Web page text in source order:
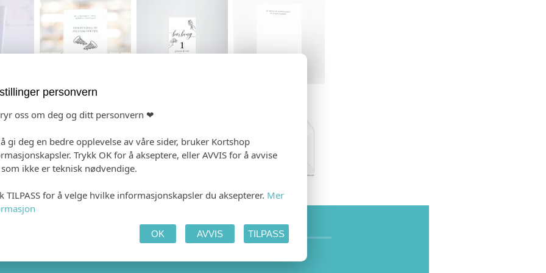
TALEKORT
personvern
oss om deg og ditt personvern ❤
gi deg en bedre opplevelse av våre sider, bruker Kortshop
Trykk OK for å akseptere, eller AVVIS for å avvise
ikke er teknisk nødvendige.
TILPASS for å velge hvilke informasjonskapsler du aksepterer. Mer
OK AVVIS TILPASS